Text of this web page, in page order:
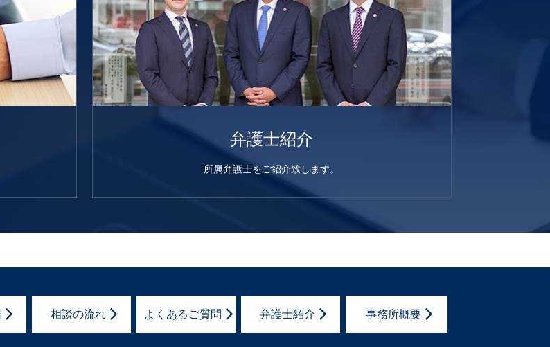
弁護士紹介
所属弁護士をご紹介致します。
相談の流れ よくあるご質問 弁護士紹介 事務所概要